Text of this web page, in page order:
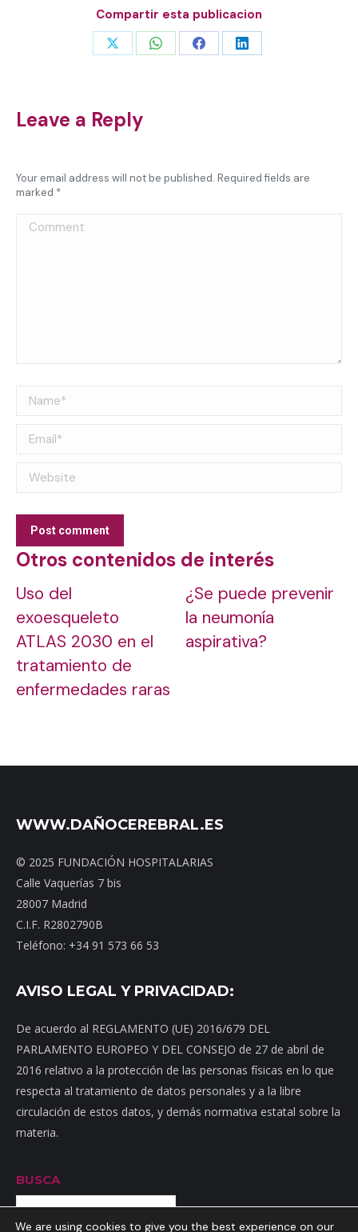
Compartir esta publicacion
Share Share Share Share
Leave a Reply
Your email address will not be published. Required fields are
marked *
Comment
Name *
Email *
Website
Post comment
Otros contenidos de interés
Uso del
exoesqueleto
ATLAS 2030 en el
tratamiento de
enfermedades raras
¿Se puede prevenir
la neumonía
aspirativa?
WWW.DAÑOCEREBRAL.ES
© 2025 FUNDACIÓN HOSPITALARIAS
Calle Vaquerías 7 bis
28007 Madrid
C.I.F. R2802790B
Teléfono: +34 91 573 66 53
AVISO LEGAL Y PRIVACIDAD:
De acuerdo al REGLAMENTO (UE) 2016/679 DEL
PARLAMENTO EUROPEO Y DEL CONSEJO de 27 de abril de
2016 relativo a la protección de las personas físicas en lo que
respecta al tratamiento de datos personales y a la libre
circulación de estos datos, y demás normativa estatal sobre la
materia.
BUSCA
Buscar
We are using cookies to give you the best experience on our